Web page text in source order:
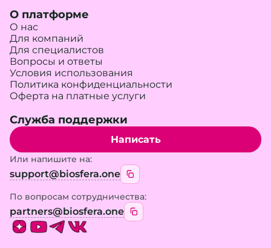
О платформе
О нас
Для компаний
Для специалистов
Вопросы и ответы
Условия использования
Политика конфиденциальности
Оферта на платные услуги
Служба поддержки
Написать
Или напишите на:
support@biosfera.one
По вопросам сотрудничества:
partners@biosfera.one